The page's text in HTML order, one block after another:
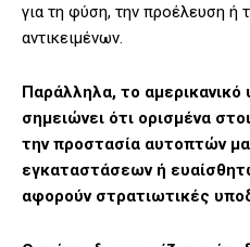
για τη φύση, την προέλευση ή
αντικειμένων.
Παράλληλα, το αμερικανικό
σημειώνει ότι ορισμένα
την προστασία αυτοπτών
εγκαταστάσεων ή
αφορούν στρατιωτικές